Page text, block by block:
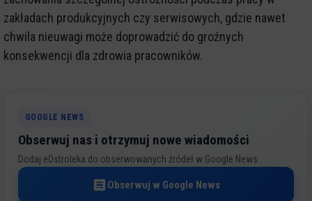
zakładach produkcyjnych czy serwisowych, gdzie nawet
chwila nieuwagi może doprowadzić do groźnych
konsekwencji dla zdrowia pracowników.
GOOGLE NEWS
Obserwuj nas i otrzymuj nowe wiadomości
Dodaj eOstroleka do obserwowanych źródeł w Google News.
Obserwuj w Google News